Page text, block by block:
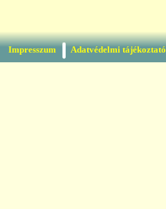
Impresszum Adatvédelmi tájékoztató